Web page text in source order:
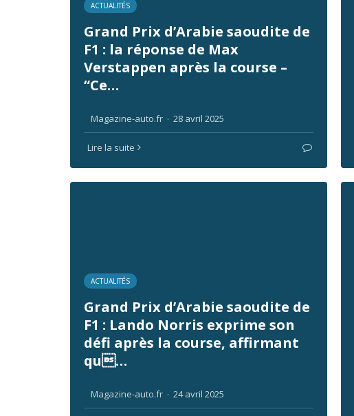
ACTUALITÉS
Grand Prix d’Arabie saoudite de
F1 : la réponse de Max
Verstappen après la course –
“Ce…
Magazine-auto.fr · 28 avril 2025
Lire la suite
ACTUALITÉS
Grand Prix d’Arabie saoudite de
F1 : Lando Norris exprime son
défi après la course, affirmant
qu…
Magazine-auto.fr · 24 avril 2025